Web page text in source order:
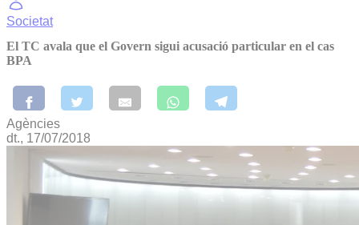
Societat
El TC avala que el Govern sigui acusació particular en el cas
BPA
Agències
dt., 17/07/2018